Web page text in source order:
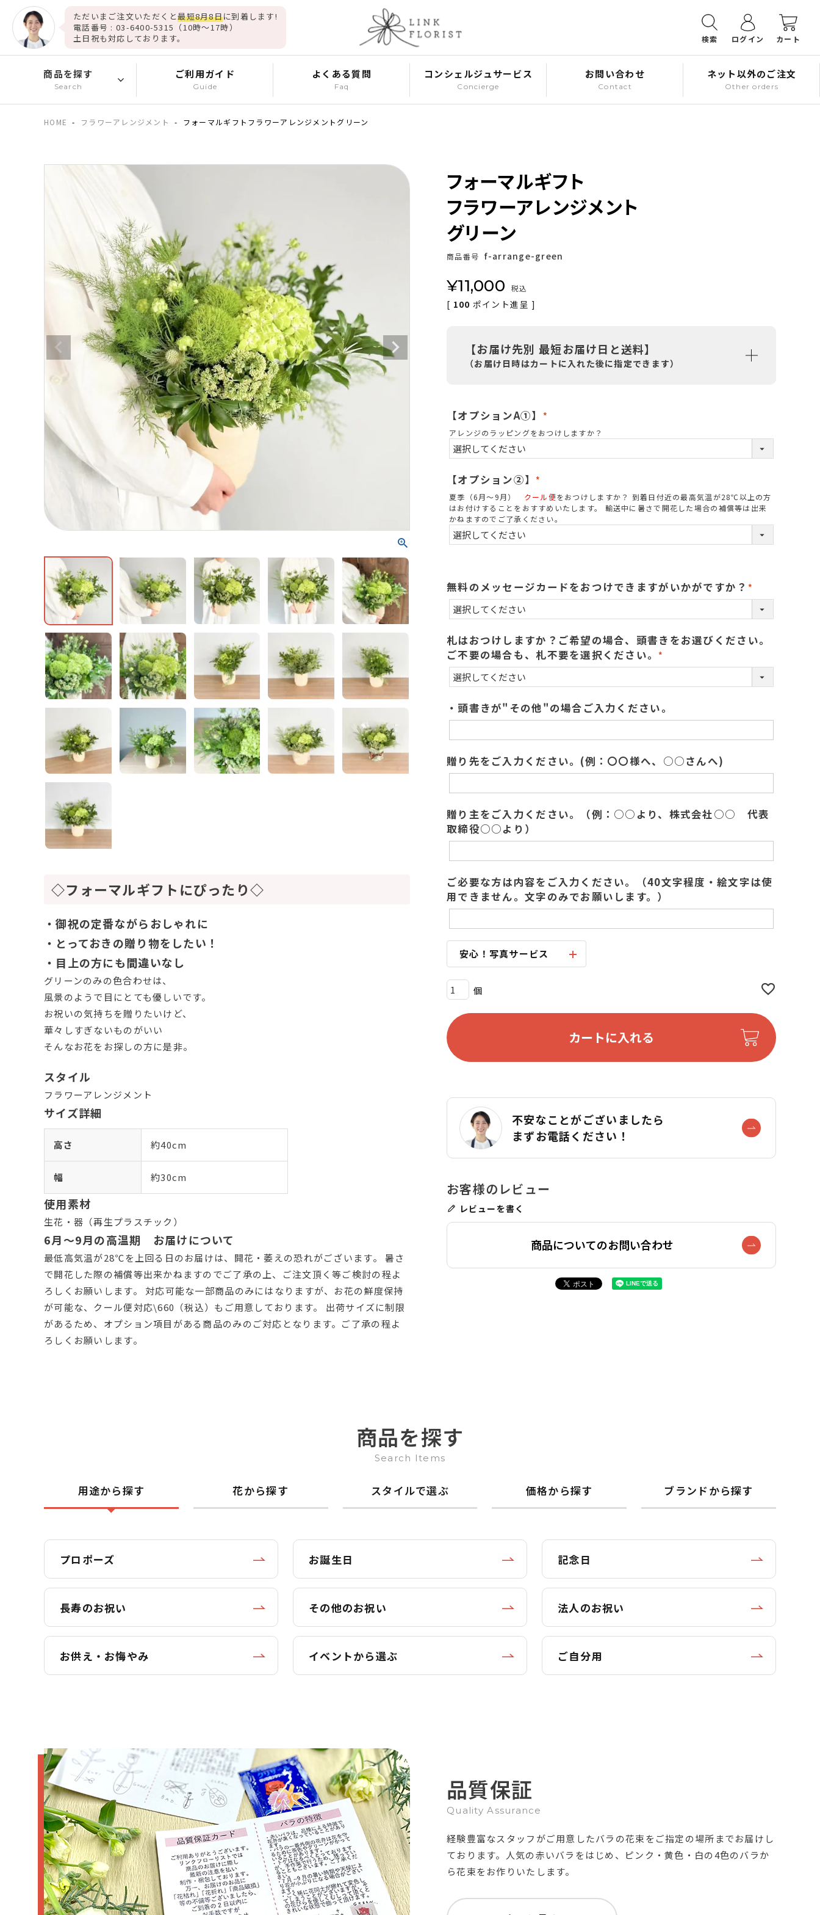
検索 ログイン カート
ただいまご注文いただくと最短8月8日に到着します!
電話番号 : 03-6400-5315（10時～17時）
土日祝も対応しております。
商品を探す
Search
ご利用ガイド
Guide
よくある質問
Faq
コンシェルジュサービス
Concierge
お問い合わせ
Contact
ネット以外のご注文
Other orders
HOME フラワーアレンジメント フォーマルギフトフラワーアレンジメントグリーン
◇フォーマルギフトにぴったり◇
・御祝の定番ながらおしゃれに
・とっておきの贈り物をしたい！
・目上の方にも間違いなし
グリーンのみの色合わせは、
風景のようで目にとても優しいです。
お祝いの気持ちを贈りたいけど、
華々しすぎないものがいい
そんなお花をお探しの方に是非。
スタイル
フラワーアレンジメント
サイズ詳細
高さ 約40cm
幅 約30cm
使用素材
生花・器（再生プラスチック）
6月～9月の高温期 お届けについて
最低高気温が28℃を上回る日のお届けは、開花・萎えの恐れがございます。 暑さ
で開花した際の補償等出来かねますのでご了承の上、ご注文頂く等ご検討の程よ
ろしくお願いします。 対応可能な一部商品のみにはなりますが、お花の鮮度保持
が可能な、クール便対応\660（税込）もご用意しております。 出荷サイズに制限
があるため、オプション項目がある商品のみのご対応となります。ご了承の程よ
ろしくお願いします。
フォーマルギフト
フラワーアレンジメント
グリーン
商品番号 f-arrange-green
¥11,000 税込
[ 100 ポイント進呈 ]
【お届け先別 最短お届け日と送料】
（お届け日時はカートに入れた後に指定できます）
【オプションA①】
(
必
須
アレンジのラッピングをおつけしますか？
【オプション②】
必
須
夏季（6月～9月） クール便をおつけしますか？ 到着日付近の最高気温が28℃以上の方
はお付けすることをおすすめいたします。 輸送中に暑さで開花した場合の補償等は出来
かねますのでご了承ください。
無料のメッセージカードをおつけできますがいかがですか？
(
)
札はおつけしますか？ご希望の場合、頭書きをお選びください。
ご不要の場合も、札不要を選択ください。
(
)
・頭書きが"その他"の場合ご入力ください。
贈り先をご入力ください。(例：〇〇様へ、○○さんへ)
贈り主をご入力ください。（例：○○より、株式会社○○ 代表
取締役○○より）
ご必要な方は内容をご入力ください。（40文字程度・絵文字は使
用できません。文字のみでお願いします。）
安心！写真サービス
カートに入れる
不安なことがございましたら
まずお電話ください！
レビューを書く
商品についてのお問い合わせ
商品を探す
Search Items
用途から探す 花から探す スタイルで選ぶ 価格から探す ブランドから探す
プロポーズ お誕生日 記念日
長寿のお祝い その他のお祝い 法人のお祝い
お供え・お悔やみ イベントから選ぶ ご自分用
品質保証
Quality Assurance
経験豊富なスタッフがご用意したバラの花束をご指定の場所までお届けし
ております。人気の赤いバラをはじめ、ピンク・黄色・白の4色のバラか
ら花束をお作りいたします。